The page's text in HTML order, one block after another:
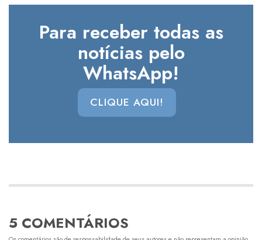
Para receber todas as
notícias pelo
WhatsApp!
CLIQUE AQUI!
5 COMENTÁRIOS